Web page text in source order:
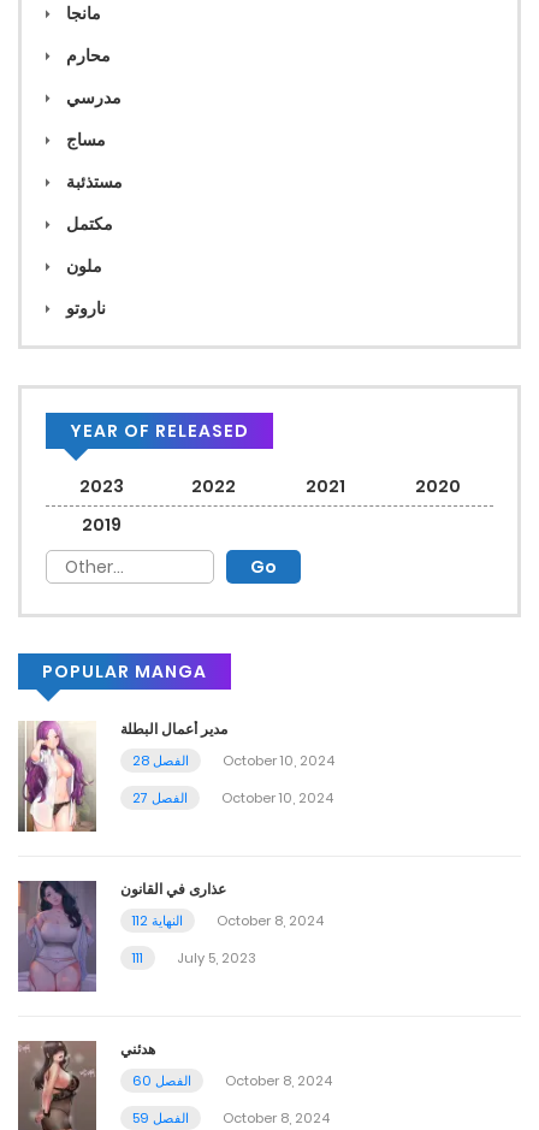
مانجا
محارم
مدرسي
مساج
مستذئبة
مكتمل
ملون
ناروتو
YEAR OF RELEASED
2023 2022 2021
2020
2019
POPULAR MANGA
مدير أعمال البطلة
الفصل 28
October 10, 2024
الفصل 27
October 10, 2024
عذارى في القانون
112 النهاية
October 8, 2024
111
July 5, 2023
هدئني
الفصل 60
October 8, 2024
الفصل 59
October 8, 2024